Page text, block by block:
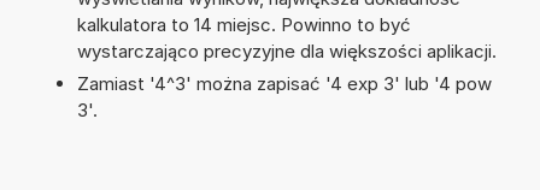
kalkulatora to 14 miejsc. Powinno to być
wystarczająco precyzyjne dla większości aplikacji.
Zamiast '4^3' można zapisać '4 exp 3' lub '4 pow
3'.